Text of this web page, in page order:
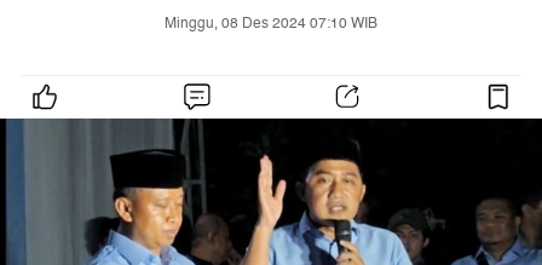
Minggu, 08 Des 2024 07:10 WIB